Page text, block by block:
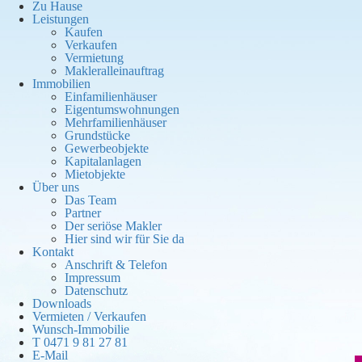
Zu Hause
Leistungen
Kaufen
Verkaufen
Vermietung
Makleralleinauftrag
Immobilien
Einfamilienhäuser
Eigentumswohnungen
Mehrfamilienhäuser
Grundstücke
Gewerbeobjekte
Kapitalanlagen
Mietobjekte
Über uns
Das Team
Partner
Der seriöse Makler
Hier sind wir für Sie da
Kontakt
Anschrift & Telefon
Impressum
Datenschutz
Downloads
Vermieten / Verkaufen
Wunsch-Immobilie
T 0471 9 81 27 81
E-Mail